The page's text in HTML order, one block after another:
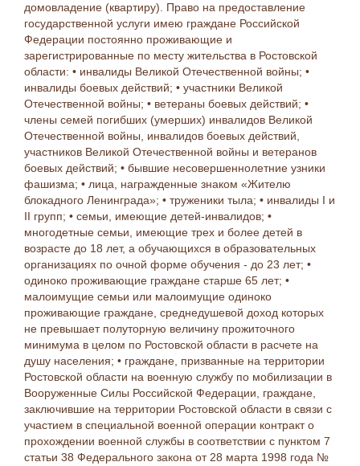
домовладение (квартиру). Право на предоставление
государственной услуги имею граждане Российской
Федерации постоянно проживающие и
зарегистрированные по месту жительства в Ростовской
области: • инвалиды Великой Отечественной войны; •
инвалиды боевых действий; • участники Великой
Отечественной войны; • ветераны боевых действий; •
члены семей погибших (умерших) инвалидов Великой
Отечественной войны, инвалидов боевых действий,
участников Великой Отечественной войны и ветеранов
боевых действий; • бывшие несовершеннолетние узники
фашизма; • лица, награжденные знаком «Жителю
блокадного Ленинграда»; • труженики тыла; • инвалиды I и
II групп; • семьи, имеющие детей-инвалидов; •
многодетные семьи, имеющие трех и более детей в
возрасте до 18 лет, а обучающихся в образовательных
организациях по очной форме обучения - до 23 лет; •
одиноко проживающие граждане старше 65 лет; •
малоимущие семьи или малоимущие одиноко
проживающие граждане, среднедушевой доход которых
не превышает полуторную величину прожиточного
минимума в целом по Ростовской области в расчете на
душу населения; • граждане, призванные на территории
Ростовской области на военную службу по мобилизации в
Вооруженные Силы Российской Федерации, граждане,
заключившие на территории Ростовской области в связи с
участием в специальной военной операции контракт о
прохождении военной службы в соответствии с пунктом 7
статьи 38 Федерального закона от 28 марта 1998 года №